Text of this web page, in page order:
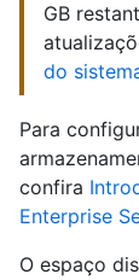
GB
do
Para
confira
Enterprise
O espaço